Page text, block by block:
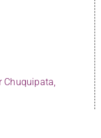
Chuquipata,